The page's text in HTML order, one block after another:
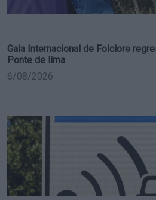
Gala Internacional de Folclore
Ponte de lima
6/08/2026